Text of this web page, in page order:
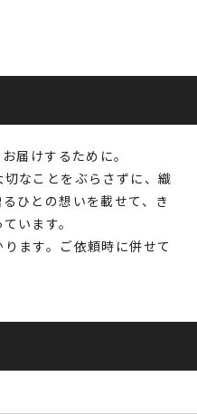
届けするために。
なことをぶらさずに、織
ひとの想いを載せて、き
います。
ます。ご依頼時に併せて